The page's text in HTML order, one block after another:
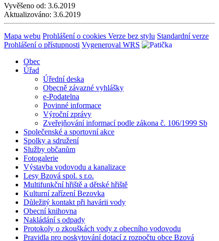
Vyvěšeno od: 3.6.2019
Aktualizováno: 3.6.2019
Mapa webu Prohlášení o cookies Verze bez stylu Standardní verze
Prohlášení o přístupnosti Vygeneroval WRS
Obec
Úřad
Úřední deska
Obecně závazné vyhlášky
e-Podatelna
Povinné informace
Výroční zprávy
Zveřejňování informací podle zákona č. 106/1999 Sb
Společenské a sportovní akce
Spolky a sdružení
Služby občanům
Fotogalerie
Výstavba vodovodu a kanalizace
Lesy Bzová spol. s r.o.
Multifunkční hřiště a dětské hřiště
Kulturní zařízení Bezovka
Důležitý kontakt při havárii vody
Obecní knihovna
Nakládání s odpady
Protokoly o zkouškách vody z obecního vodovodu
Pravidla pro poskytování dotací z rozpočtu obce Bzová